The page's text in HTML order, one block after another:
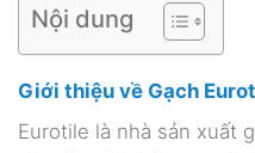
Nội dung
Giới thiệu về Gạch
Eurotile là nhà sản xuất